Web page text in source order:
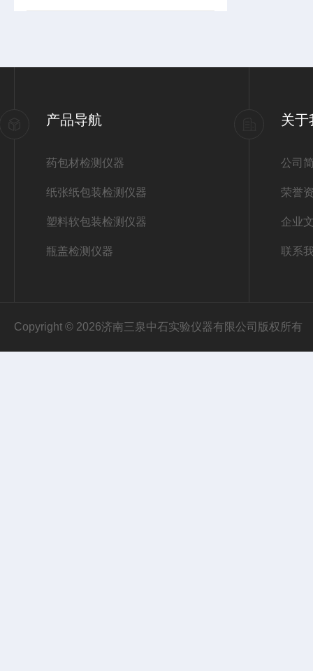
产品导航
药包材检测仪器
纸张纸包装检测仪器
塑料软包装检测仪器
瓶盖检测仪器
关于
公司
荣誉
企业
联系
Copyright © 2026济南三泉中石实验仪器有限公司版权所有